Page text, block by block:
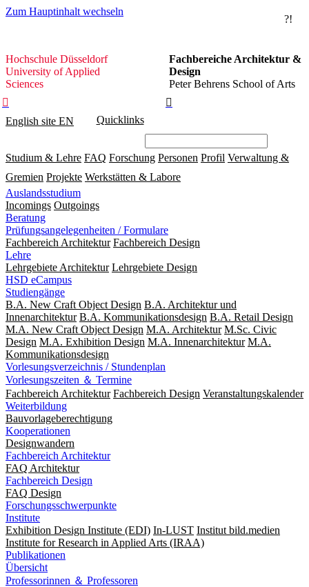
Zum Hauptinhalt wechseln
?!
Hochschule
Düsseldorf
Hochschule Düsseldorf
University of Applied
Sciences
Fachbereiche Architektur &
Design
Peter Behrens School of Arts


English site EN Quicklinks
Studium & Lehre FAQ Forschung Personen Profil Verwaltung &
Gremien Projekte Werkstätten & Labore
Auslandsstudium
Incomings Outgoings
Beratung
Prüfungsangelegenheiten / Formulare
Fachbereich Architektur Fachbereich Design
Lehre
Lehrgebiete Architektur Lehrgebiete Design
HSD eCampus
Studiengänge
B.A. New Craft Object Design B.A. Architektur und
Innenarchitektur B.A. Kommunikationsdesign B.A. Retail Design
M.A. New Craft Object Design M.A. Architektur M.Sc. Civic
Design M.A. Exhibition Design M.A. Innenarchitektur M.A.
Kommunikationsdesign
Vorlesungsverzeichnis / Stundenplan
Vorlesungszeiten ＆ Termine
Fachbereich Architektur Fachbereich Design Veranstaltungskalender
Weiterbildung
Bauvorlageberechtigung
Kooperationen
Designwandern
Fachbereich Architektur
FAQ Architektur
Fachbereich Design
FAQ Design
Forschungsschwerpunkte
Institute
Exhibition Design Institute (EDI) In-LUST Institut bild.medien
Institute for Research in Applied Arts (IRAA)
Publikationen
Übersicht
Professorinnen ＆ Professoren